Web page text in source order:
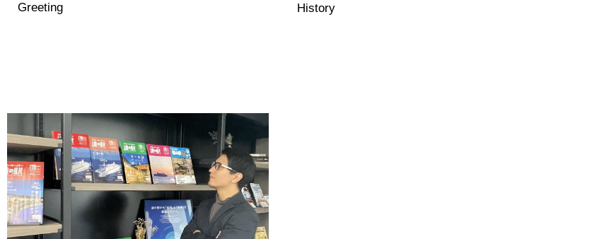
Greeting History